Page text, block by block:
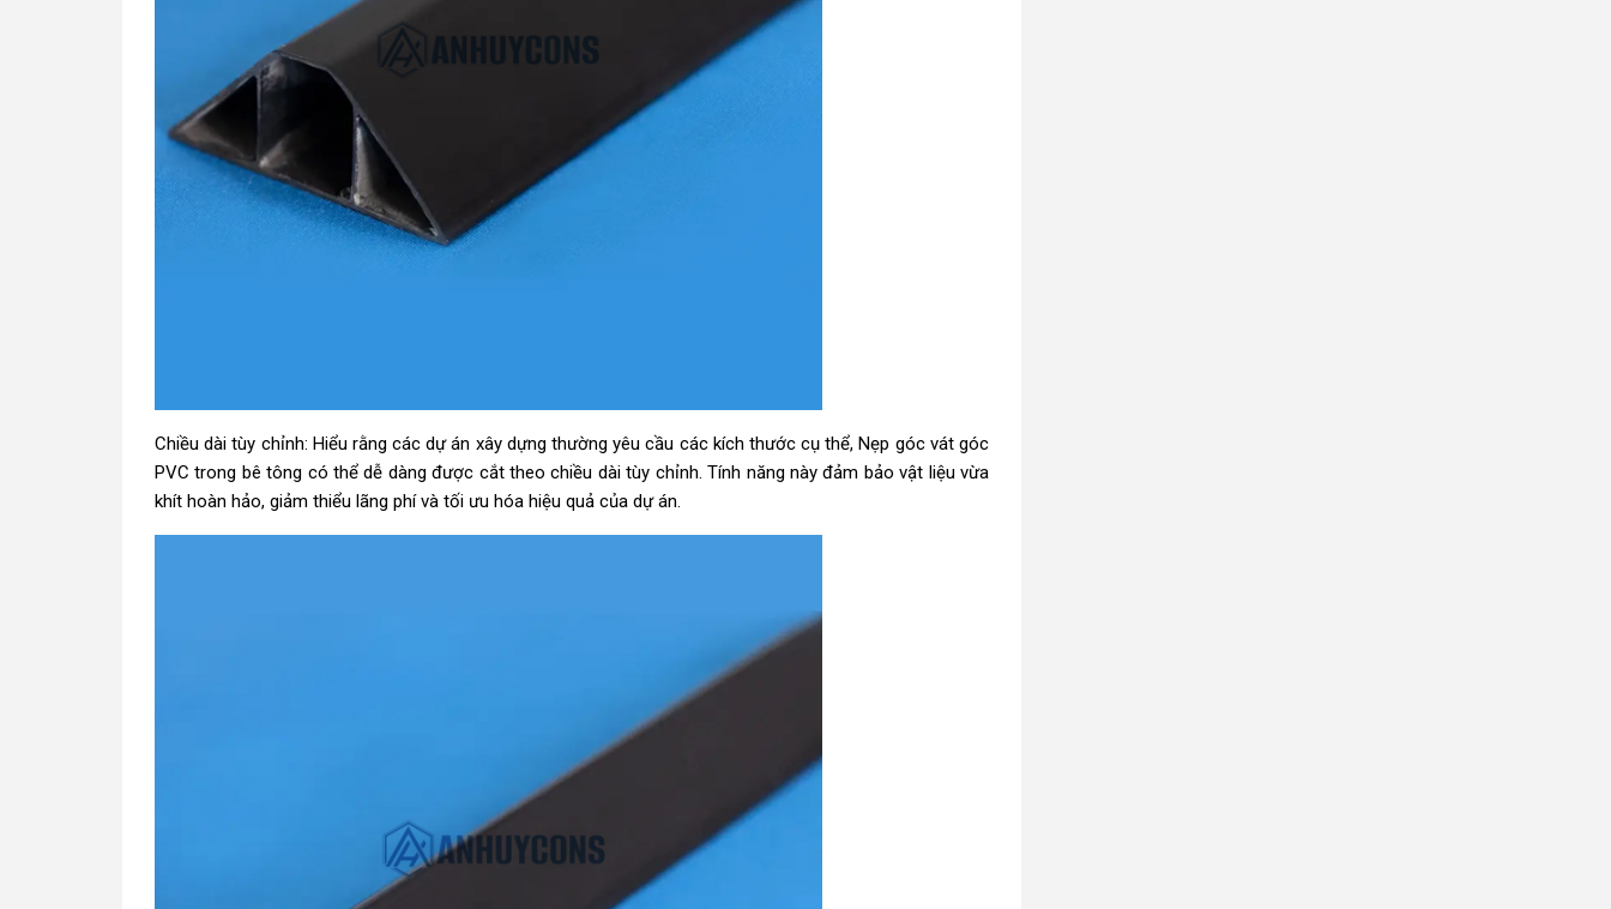
Chiều dài tùy chỉnh: Hiểu rằng các dự án xây dựng thường yêu cầu các kích thước cụ thể, Nẹp góc vát góc
PVC trong bê tông có thể dễ dàng được cắt theo chiều dài tùy chỉnh. Tính năng này đảm bảo vật liệu vừa
khít hoàn hảo, giảm thiểu lãng phí và tối ưu hóa hiệu quả của dự án.